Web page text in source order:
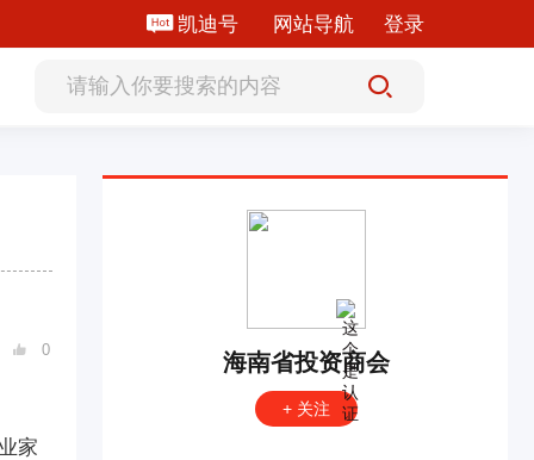
凯迪号 网站导航 登录
 0
家
海南省投资商会
+ 关注